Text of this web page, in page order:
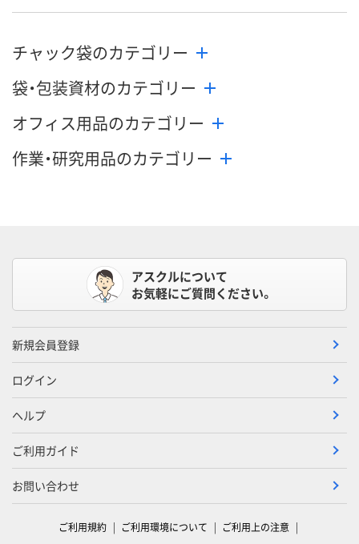
チャック袋のカテゴリー
袋・包装資材のカテゴリー
オフィス用品のカテゴリー
作業・研究用品のカテゴリー
アスクルについて
お気軽にご質問ください。
新規会員登録
ログイン
ヘルプ
ご利用ガイド
お問い合わせ
ご利用規約 ご利用環境について
ご利用上の注意